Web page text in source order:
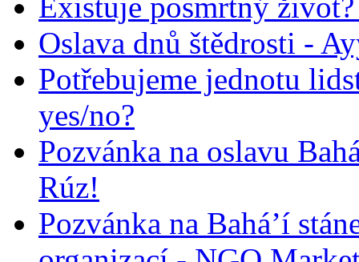
Oslava dnů štědrosti -
Potřebujeme jednotu
yes/no?
Pozvánka na oslavu
Rúz!
Pozvánka na Bahá’í